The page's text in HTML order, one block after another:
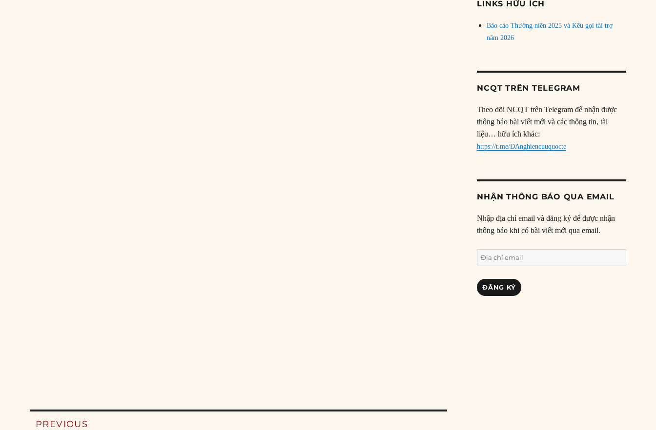
Post
PREVIOUS
LINKS HỮU ÍCH
Báo cáo Thường niên 2025 và Kêu gọi tài trợ
năm 2026
NCQT TRÊN TELEGRAM
Theo dõi NCQT trên Telegram để nhận được
thông báo bài viết mới và các thông tin, tài
liệu… hữu ích khác:
https://t.me/DAnghiencuuquocte
NHẬN THÔNG BÁO QUA EMAIL
Nhập địa chỉ email và đăng ký để được nhận
thông báo khi có bài viết mới qua email.
Địa
chỉ
email
ĐĂNG KÝ